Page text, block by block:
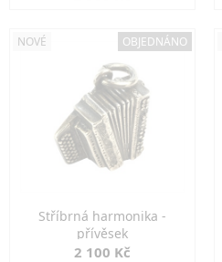
NOVÉ OBJEDNÁNO
Stříbrná harmonika -
přívěsek
2 100 Kč